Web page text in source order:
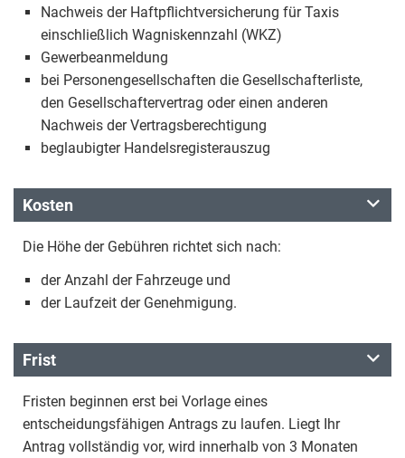
Nachweis der Haftpflichtversicherung für Taxis
einschließlich Wagniskennzahl (WKZ)
Gewerbeanmeldung
bei Personengesellschaften die Gesellschafterliste,
den Gesellschaftervertrag oder einen anderen
Nachweis der Vertragsberechtigung
beglaubigter Handelsregisterauszug
Kosten
Die Höhe der Gebühren richtet sich nach:
der Anzahl der Fahrzeuge und
der Laufzeit der Genehmigung.
Frist
Fristen beginnen erst bei Vorlage eines
entscheidungsfähigen Antrags zu laufen. Liegt Ihr
Antrag vollständig vor, wird innerhalb von 3 Monaten